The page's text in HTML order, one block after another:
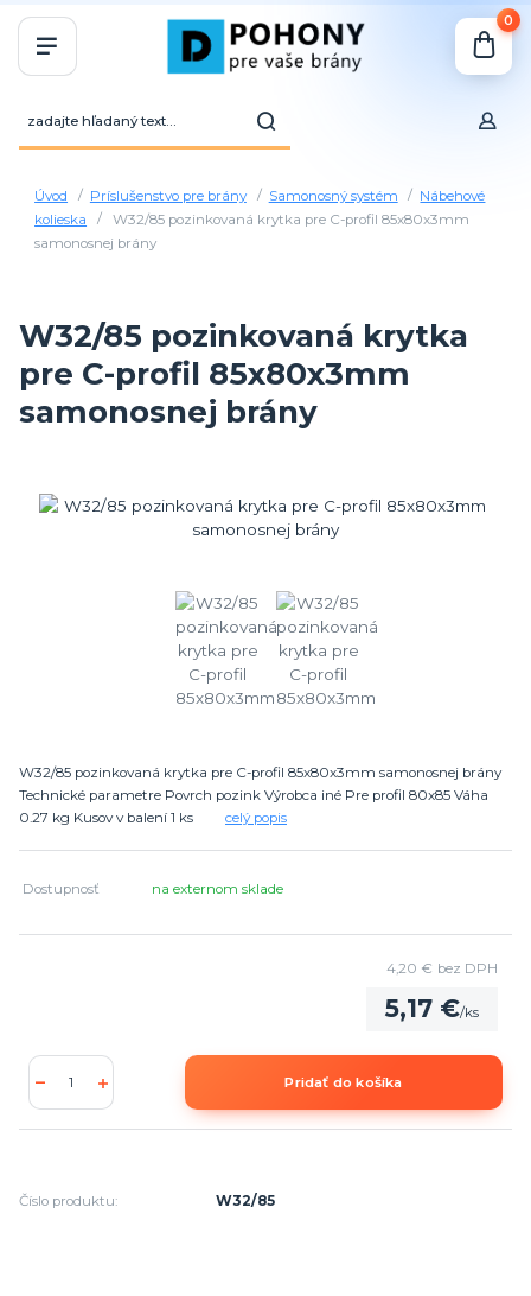
0
Úvod Príslušenstvo pre brány Samonosný systém
Nábehové
kolieska
W32/85 pozinkovaná krytka pre C-profil 85x80x3mm
samonosnej brány
W32/85 pozinkovaná krytka
pre C-profil 85x80x3mm
samonosnej brány
W32/85 pozinkovaná krytka pre C-profil 85x80x3mm samonosnej brány
Technické parametre Povrch pozink Výrobca iné Pre profil 80x85 Váha
0.27 kg Kusov v balení 1 ks celý popis
Dostupnosť na externom sklade
5,17 €/ks
4,20 € bez DPH
Pridať do košíka
Číslo produktu: W32/85